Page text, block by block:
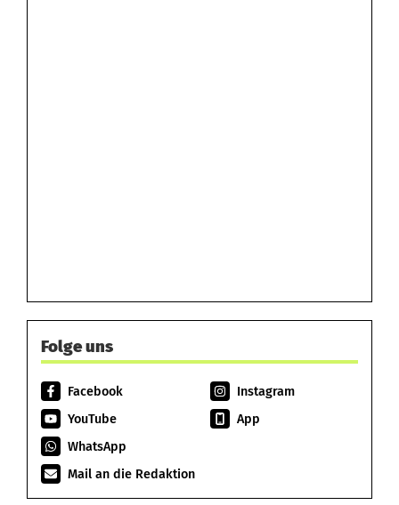
Folge uns
Facebook
Instagram
YouTube
App
WhatsApp
Mail an die Redaktion